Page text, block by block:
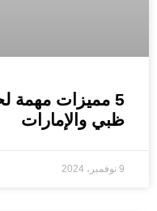
5 مميزات مهمة
ظبي والإمارات
9 نوفمبر، 2024